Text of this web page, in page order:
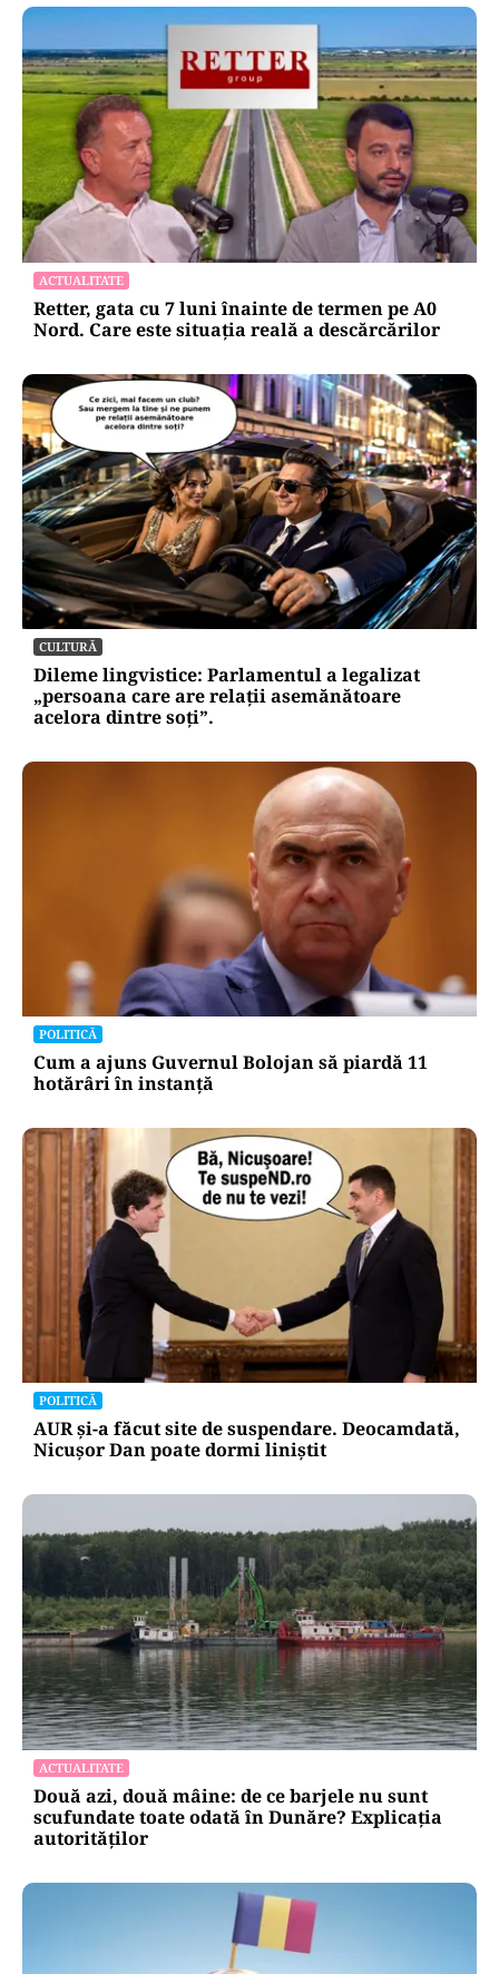
ACTUALITATE
Retter, gata cu 7 luni înainte de termen pe A0
Nord. Care este situația reală a descărcărilor
CULTURĂ
Dileme lingvistice: Parlamentul a legalizat
„persoana care are relații asemănătoare
acelora dintre soți”.
POLITICĂ
Cum a ajuns Guvernul Bolojan să piardă 11
hotărâri în instanță
POLITICĂ
AUR și-a făcut site de suspendare. Deocamdată,
Nicușor Dan poate dormi liniștit
ACTUALITATE
Două azi, două mâine: de ce barjele nu sunt
scufundate toate odată în Dunăre? Explicația
autorităților